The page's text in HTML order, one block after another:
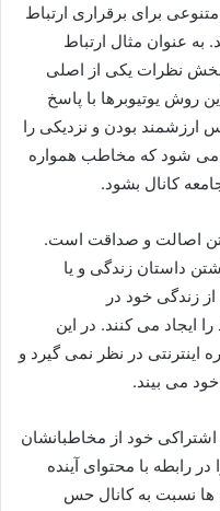
برای برقراری ارتباط
به عنوان مثال ارتباط
نظرات یکی از اصلی
روش یوتیوبرها با پاسخ
ارزشمند بودن و نزدیکی را
می شود که مخاطب همواره
کانال بشود.
اصالت و صداقت است.
داستان زندگی و یا
زندگی خود در
ایجاد می کنند. در این
در نظر نمی گیرد و
می بیند.
اشتراکی خود از مخاطبانشان
رابطه با محتوای آینده
ها نسبت به کانال حس